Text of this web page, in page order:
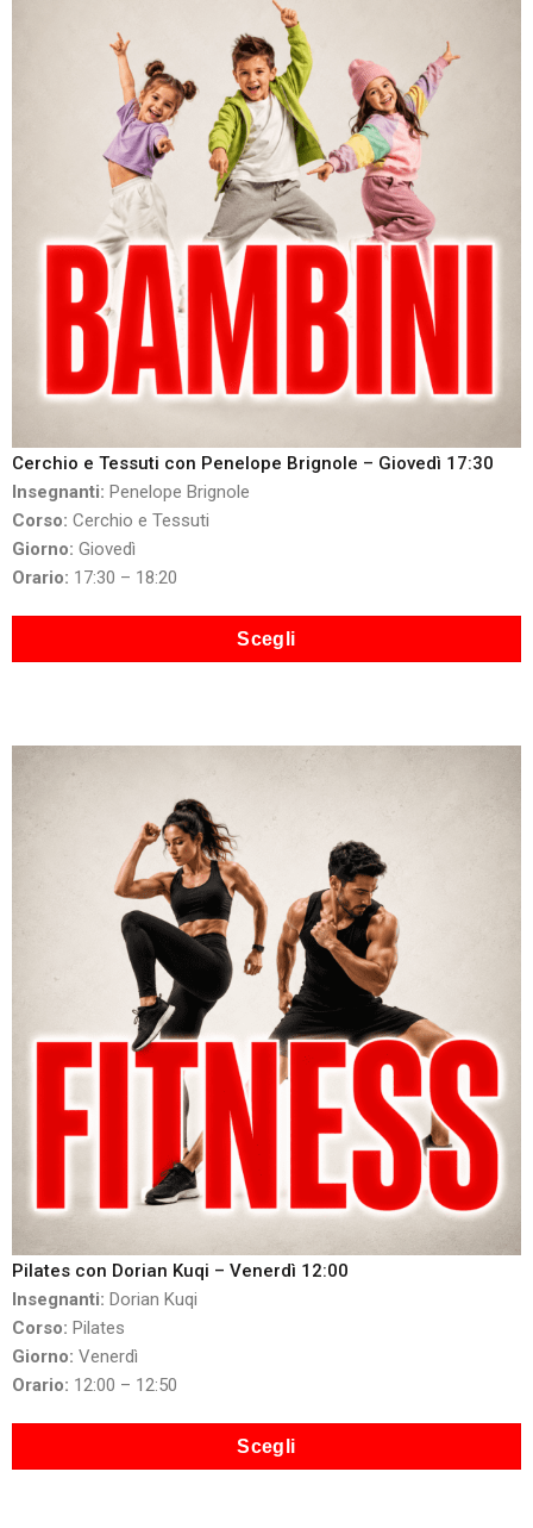
Cerchio e Tessuti con Penelope Brignole – Giovedì 17:30
Insegnanti: Penelope Brignole
Corso: Cerchio e Tessuti
Giorno: Giovedì
Orario: 17:30 – 18:20
Scegli
Pilates con Dorian Kuqi – Venerdì 12:00
Insegnanti: Dorian Kuqi
Corso: Pilates
Giorno: Venerdì
Orario: 12:00 – 12:50
Scegli